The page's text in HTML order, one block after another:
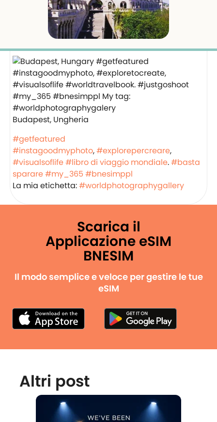
Budapest, Ungheria
#getfeatured
#instagoodmyphoto,#explorepercreare,
#visualsoflife#libro di viaggio mondiale.#basta
sparare#my_365 #bnesimppl
La mia etichetta:#worldphotographygallery
Scarica il
Applicazione eSIM
BNESIM
Il modo semplice e veloce per gestire le tue
eSIM
Altri post